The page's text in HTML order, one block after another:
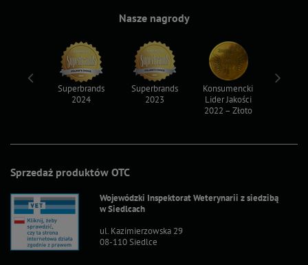
Sprzedaż produktów OTC
Wojewódzki Inspektorat Weterynarii z siedzibą
w Siedlcach
ul. Kazimierzowska 29
08-110 Siedlce
Nasze nagrody
Superbrands
2024
Superbrands
2023
Konsumencki
Lider Jakości
2022 – Złoto